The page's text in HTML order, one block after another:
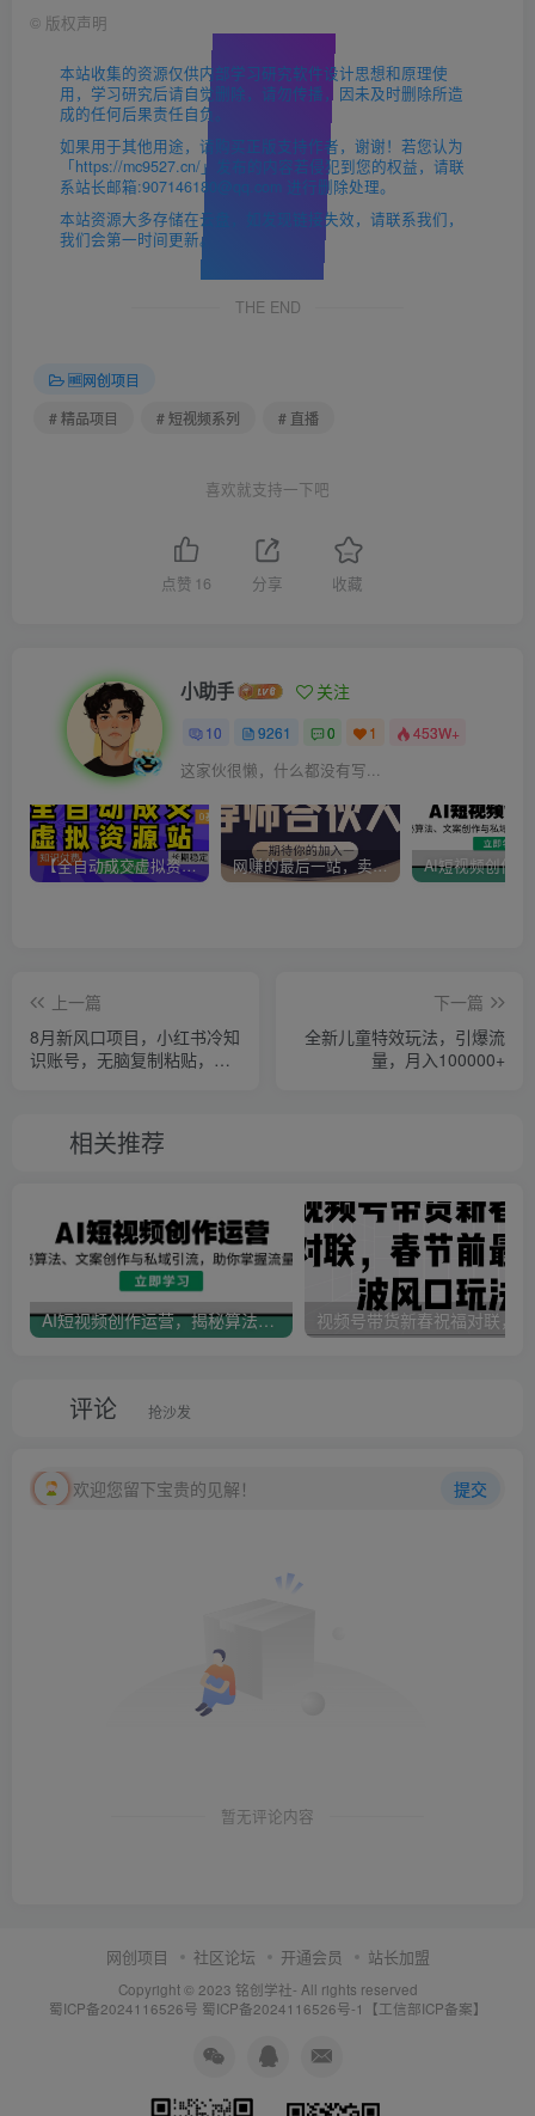
© 版权声明
本站收集的资源仅供内部学习研究软件设计思想和原理使
用，学习研究后请自觉删除，请勿传播，因未及时删除所造
成的任何后果责任自负。
如果用于其他用途，请购买正版支持作者，谢谢！若您认为
「https://mc9527.cn/」发布的内容若侵犯到您的权益，请联
系站长邮箱:907146180@qq.com 进行删除处理。
本站资源大多存储在云盘，如发现链接失效，请联系我们，
我们会第一时间更新。
THE END
🆓网创项目
# 精品项目
# 短视频系列 # 直播
喜欢就支持一下吧
点赞 16 分享 收藏
小助手 关注
10 9261 0 1 453W+
这家伙很懒，什么都没有写...
【全自动成交虚拟资源站】站长唯一陪跑项目！月入10W+~长期稳定~ 网赚的最后一站，卖项目！做网赚顶级猎食者~
上一篇
8月新风口项目，小红书冷知
识账号，无脑复制粘贴，一
下一篇
全新儿童特效玩法，引爆流
量，月入100000+
相关推荐
AI短视频创作运营，揭秘算法、文案创作与私域引流，助你掌握流量密码
评论 抢沙发
欢迎您留下宝贵的见解！ 提交
暂无评论内容
网创项目 社区论坛 开通会员 站长加盟
Copyright © 2023 铭创学社- All rights reserved
蜀ICP备2024116526号 蜀ICP备2024116526号-1【工信部ICP备案】